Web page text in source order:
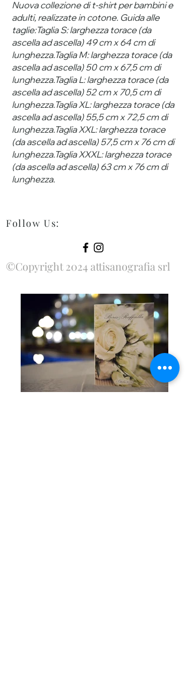
Nuova collezione di t-shirt per bambini e
adulti, realizzate in cotone. Guida alle
taglie:Taglia S: larghezza torace (da
ascella ad ascella) 49 cm x 64 cm di
lunghezza.Taglia M: larghezza torace (da
ascella ad ascella) 50 cm x 67,5 cm di
lunghezza.Taglia L: larghezza torace (da
ascella ad ascella) 52 cm x 70,5 cm di
lunghezza.Taglia XL: larghezza torace (da
ascella ad ascella) 55,5 cm x 72,5 cm di
lunghezza.Taglia XXL: larghezza torace
(da ascella ad ascella) 57,5 ​​cm x 76 cm di
lunghezza.Taglia XXXL: larghezza torace
(da ascella ad ascella) 63 ​​cm x 76 cm di
lunghezza.
Follow Us:
©Copyright 2024 attisanografia srl